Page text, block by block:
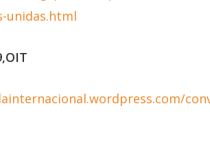
unidas.html